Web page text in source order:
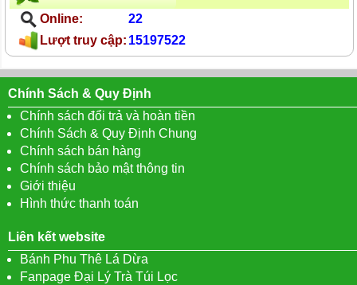
Online:
22
Lượt truy cập: 15197522
Chính Sách & Quy Định
Chính sách đổi trả và hoàn tiền
Chính Sách & Quy Định Chung
Chính sách bán hàng
Chính sách bảo mật thông tin
Giới thiệu
Hình thức thanh toán
Liên kết website
Bánh Phu Thê Lá Dừa
Fanpage Đại Lý Trà Túi Lọc